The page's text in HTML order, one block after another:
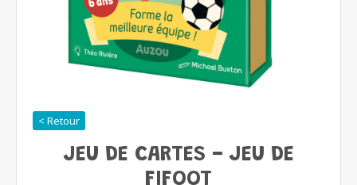
< Retour
JEU DE CARTES - JEU DE
FIFOOT